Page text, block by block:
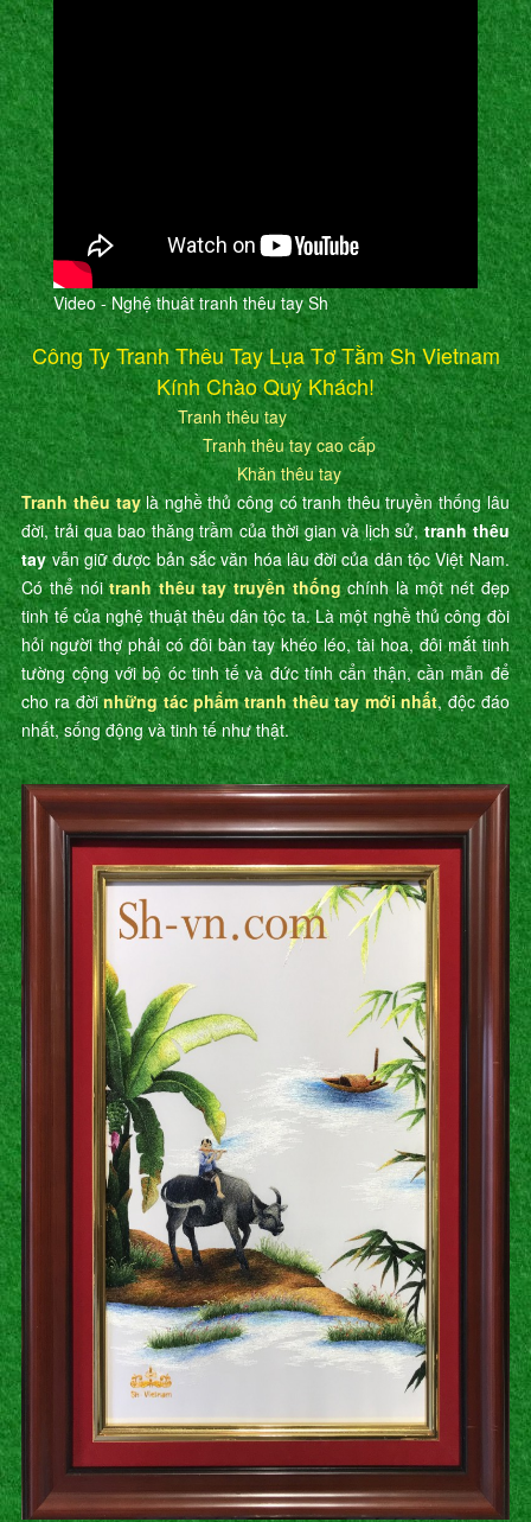
Video - Nghệ thuât tranh thêu tay Sh
Công Ty Tranh Thêu Tay Lụa Tơ Tằm Sh Vietnam
Kính Chào Quý Khách!
Tranh thêu tay
Tranh thêu tay cao cấp
Khăn thêu tay
Tranh thêu taylà nghề thủ công có tranh thêu truyền thống lâu
đời, trải qua bao thăng trầm của thời gian và lịch sử,tranh thêu
tayvẫn giữ được bản sắc văn hóa lâu đời của dân tộc Việt Nam.
Có thể nóitranh thêu tay truyền thốngchính là một nét đẹp
tinh tế của nghệ thuật thêu dân tộc ta. Là một nghề thủ công đòi
hỏi người thợ phải có đôi bàn tay khéo léo, tài hoa, đôi mắt tinh
tường cộng với bộ óc tinh tế và đức tính cẩn thận, cần mẫn để
cho ra đờinhững tác phẩm tranh thêu tay mới nhất, độc đáo
nhất, sống động và tinh tế như thật.